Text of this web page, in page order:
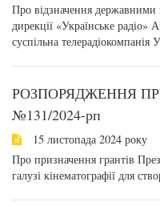
Про відзначення державними
дирекції «Українське радіо»
суспільна телерадіокомпанія
РОЗПОРЯДЖЕННЯ
№131/2024-рп
15 листопада 2024 року
Про призначення грантів
галузі кінематографії для